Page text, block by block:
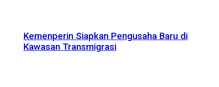
Kemenperin Siapkan Pengusaha Baru di
Kawasan Transmigrasi